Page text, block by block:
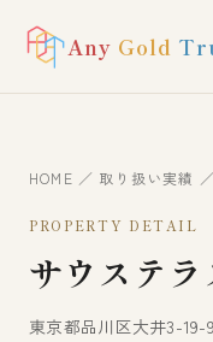
Any Gold
HOME ／ 取り扱い実績
PROPERTY DETAIL
サウステ
東京都品川区大井3-19-9